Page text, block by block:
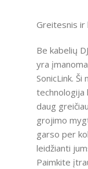
Greitesnis ir
Be kabelių
yra
SonicLink.
technologija
daug
grojimo
garso per
leidžianti
Paimkite